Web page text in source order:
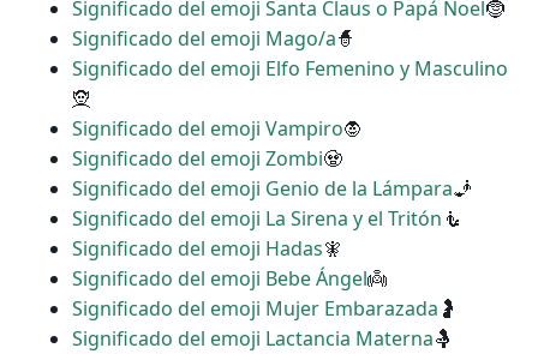
Significado del emoji Santa Claus o Papá Noel🤶
Significado del emoji Mago/a🧙
Significado del emoji Elfo Femenino y Masculino
🧝
Significado del emoji Vampiro🧛
Significado del emoji Zombi🧟
Significado del emoji Genio de la Lámpara🧞
Significado del emoji La Sirena y el Tritón 🧜
Significado del emoji Hadas🧚
Significado del emoji Bebe Ángel👼
Significado del emoji Mujer Embarazada 🤰
Significado del emoji Lactancia Materna🤱